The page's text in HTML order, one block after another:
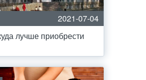
2021-07-04
лучше приобрести